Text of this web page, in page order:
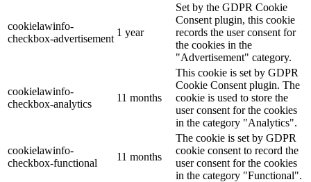
cookielawinfo-
checkbox-advertisement
1 year
Set by the GDPR Cookie
Consent plugin, this cookie
records the user consent for
the cookies in the
"Advertisement" category.
cookielawinfo-
checkbox-analytics
11 months
This cookie is set by GDPR
Cookie Consent plugin. The
cookie is used to store the
user consent for the cookies
in the category "Analytics".
cookielawinfo-
checkbox-functional
11 months
The cookie is set by GDPR
cookie consent to record the
user consent for the cookies
in the category "Functional".